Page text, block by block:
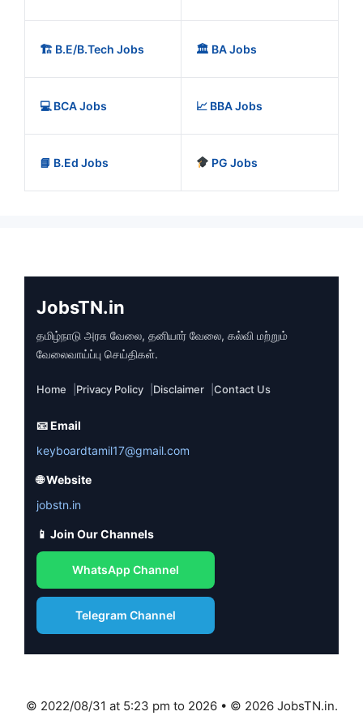
🏗️ B.E/B.Tech Jobs 🏛️ BA Jobs
💻 BCA Jobs 📈 BBA Jobs
📘 B.Ed Jobs PG Jobs
JobsTN.in
தமிழ்நாடு அரசு வேலை, தனியார் வேலை, கல்வி மற்றும்
வேலைவாய்ப்பு செய்திகள்.
Home Privacy Policy Disclaimer Contact Us
📧 Email
keyboardtamil17@gmail.com
🌐 Website
jobstn.in
📱 Join Our Channels
WhatsApp Channel
Telegram Channel
© 2022/08/31 at 5:23 pm to 2026 • © 2026 JobsTN.in.